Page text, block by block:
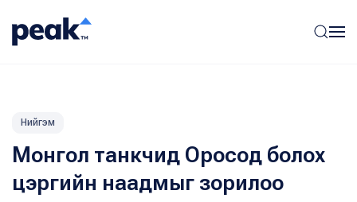
Нийгэм
Монгол танкчид Оросод болох
цэргийн наадмыг зорилоо